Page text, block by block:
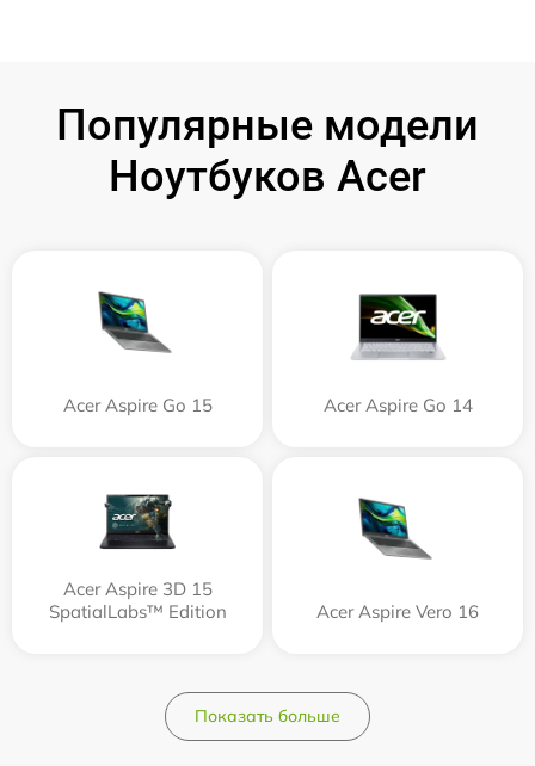
Популярные модели
Ноутбуков Acer
Acer Aspire Go 15 Acer Aspire Go 14
Acer Aspire 3D 15
SpatialLabs™ Edition
Acer Aspire Vero 16
Показать больше